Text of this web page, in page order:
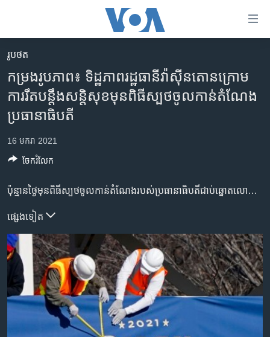
គេហទំព័រ​
រំលង​
និង​
ចូល​
ទៅ​​
ទំព័រ​
ព័ត៌មាន​​
ម្តង
រំលង​
និង​
ទៅ​
ទំព័រ​
សម្ព័ន្ធ​
រំលង​
កម្ពុជា
អន្តរជាតិ
ព្រឹត្តិការណ៍ព័ត៌មាន
ទូរទស្សន៍ / វីដេអូ​
វិទ្យុ / ផតខាសថ៍
កម្មវិធីទាំងអស់
Khmer English
បណ្តាញ​សង្គម
រូបថត
កម្រងរូបភាព៖ ទិដ្ឋភាពរដ្ឋធានីវ៉ាស៊ីនតោនក្រោម
ការរឹតបន្តឹងសន្តិសុខមុនពិធីស្បថចូលកាន់តំណែង
ប្រធានាធិបតី
16 មករា 2021
ប៉ុន្មានថ្ងៃមុនពិធីស្បថចូលកាន់តំណែងរបស់ប្រធានាធិបតីជាប់ឆ្នោតលោក Joe Biden និងអនុប្រធានាធិបតីអ្នកស្រី Kamala Harris ការពង្រឹងសន្តិសុខនិងការតុបតែងលម្អនានាកំពុងត្រូវបានធ្វើឡើងតាមដងវិថីមួយចំនួនក្នុងរដ្ឋធានីវ៉ាស៊ីនតោន ជាពិសេសបរិវេណក្បែរវិមានសភាសហរដ្ឋអាមេរិក ជាទីដែលប្រធានាធិបតីនិងអនុប្រធានាធិបតីថ្មី នឹងស្បថចូលកាន់តំណែង។ រដ្ឋធម្មនុញ្ញរបស់សហរដ្ឋអាមេរិកចែងថា ថ្ងៃទី២០ ខែមករា គឺជាថ្ងៃស្បថចូលកាន់តំណែងរបស់ប្រធានាធិបតីនិងអនុប្រធានាធិបតីថ្មីដើម្បីបំពេញតួនាទីដឹកនាំប្រទេសក្នុងអណត្តិដែលមានរយៈពេល ៤ឆ្នាំ៕
ផ្សេង​ទៀត
ចែករំលែក